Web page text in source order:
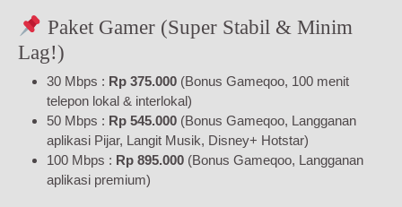
Paket Gamer (Super Stabil & Minim
Lag!)
30 Mbps : Rp 375.000 (Bonus Gameqoo, 100 menit
telepon lokal & interlokal)
50 Mbps : Rp 545.000 (Bonus Gameqoo, Langganan
aplikasi Pijar, Langit Musik, Disney+ Hotstar)
100 Mbps : Rp 895.000 (Bonus Gameqoo, Langganan
aplikasi premium)